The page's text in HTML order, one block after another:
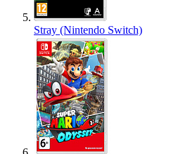
Stray (Nintendo Switch)